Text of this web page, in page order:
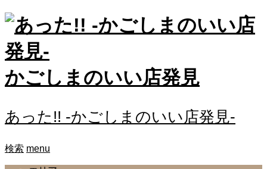
かごしまのいい店発見
あった!! -かごしまのいい店発見-
検索 menu